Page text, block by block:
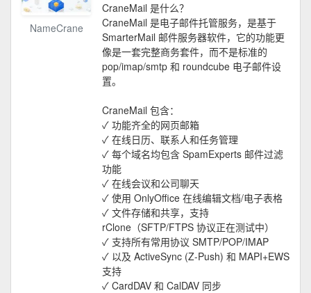
NameCrane
CraneMail 是什么？
CraneMail 是电子邮件托管服务，是基于
SmarterMail 邮件服务器软件，它的功能更
像是一套完整商务套件，而不是标准的
pop/imap/smtp 和 roundcube 电子邮件设
置。
CraneMail 包含：
✓ 功能齐全的网页邮箱
✓ 在线日历、联系人和任务管理
✓ 每个域名均包含 SpamExperts 邮件过滤
功能
✓ 在线会议和公司聊天
✓ 使用 OnlyOffice 在线编辑文档/电子表格
✓ 文件存储和共享，支持
rClone（SFTP/FTPS 协议正在测试中）
✓ 支持所有常用协议 SMTP/POP/IMAP
✓ 以及 ActiveSync (Z-Push) 和 MAPI+EWS
支持
✓ CardDAV 和 CalDAV 同步